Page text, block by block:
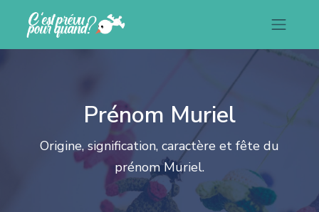
Prénom Muriel
Origine, signification, caractère et fête du
prénom Muriel.